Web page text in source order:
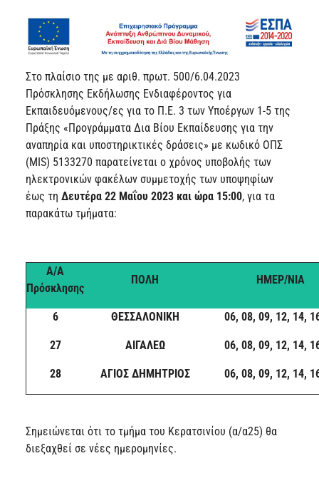
Στο πλαίσιο της με αριθ. πρωτ. 500/6.04.2023
Πρόσκλησης Εκδήλωσης Ενδιαφέροντος για
Εκπαιδευόμενους/ες για το Π.Ε. 3 των Υποέργων 1-5 της
Πράξης «Προγράμματα Δια Βίου Εκπαίδευσης για την
αναπηρία και υποστηρικτικές δράσεις» με κωδικό ΟΠΣ
(MIS) 5133270 παρατείνεται ο χρόνος υποβολής των
ηλεκτρονικών φακέλων συμμετοχής των υποψηφίων
έως τη Δευτέρα 22 Μαΐου 2023 και ώρα 15:00, για τα
παρακάτω τμήματα:
Α/Α
Πρόσκλησης
ΠΟΛΗ ΗΜΕΡ/ΝΙΑ
6 ΘΕΣΣΑΛΟΝΙΚΗ 06, 08, 09, 12, 14,
27 ΑΙΓΑΛΕΩ 06, 08, 09, 12, 14,
28 ΑΓΙΟΣ ΔΗΜΗΤΡΙΟΣ 06, 08, 09, 12, 14,
Σημειώνεται ότι το τμήμα του Κερατσινίου (α/α25) θα
διεξαχθεί σε νέες ημερομηνίες.